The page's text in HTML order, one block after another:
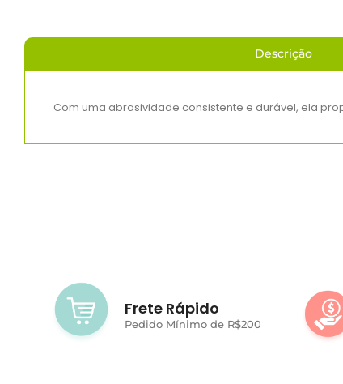
Descrição
Com uma abrasividade consistente e durável, ela
Frete Rápido
Pedido Mínimo de R$200